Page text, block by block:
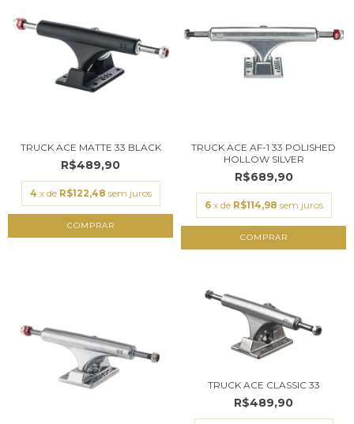
TRUCK ACE MATTE 33 BLACK
R$489,90
4 x de R$122,48 sem juros
COMPRAR
TRUCK ACE AF-1 33 POLISHED
HOLLOW SILVER
R$689,90
6 x de R$114,98 sem juros
COMPRAR
TRUCK ACE CLASSIC 33
R$489,90